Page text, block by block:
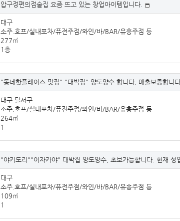
압구정편의점술집 요즘 뜨고 있는 창업아이템입니다.
대구
소주.호프/실내포차/퓨전주점/와인/바/BAR/유흥주점 등
277㎡
1층
"동네핫플레이스 맛집" "대박집" 양도양수 합니다. 매출보증합니
대구 달서구
소주.호프/실내포차/퓨전주점/와인/바/BAR/유흥주점 등
264㎡
1
"야키도리""이자카야" 대박집 양도양수, 초보가능합니다. 현재 성
대구
소주.호프/실내포차/퓨전주점/와인/바/BAR/유흥주점 등
109㎡
1